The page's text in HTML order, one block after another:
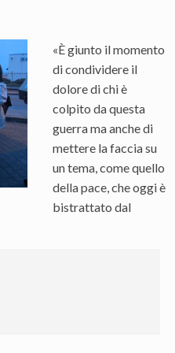
«È giunto il momento
di condividere il
dolore di chi è
colpito da questa
guerra ma anche di
mettere la faccia su
un tema, come quello
della pace, che oggi è
bistrattato dal